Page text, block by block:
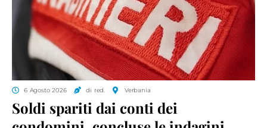
6 Agosto 2026 di red. Verbania
Soldi spariti dai conti dei